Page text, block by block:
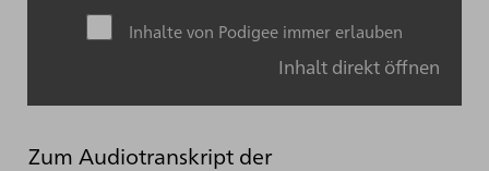
Inhalte von Podigee immer erlauben
Inhalt direkt öffnen
Zum Audiotranskript der